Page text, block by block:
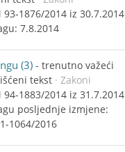
93-1876/2014 iz 30.7.2014
7.8.2014
(3) - trenutno važeći
tekst · Zakoni
94-1883/2014 iz 31.7.2014
posljednje izmjene:
1064/2016